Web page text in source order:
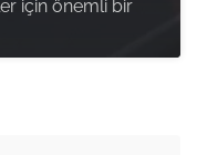
için önemli bir